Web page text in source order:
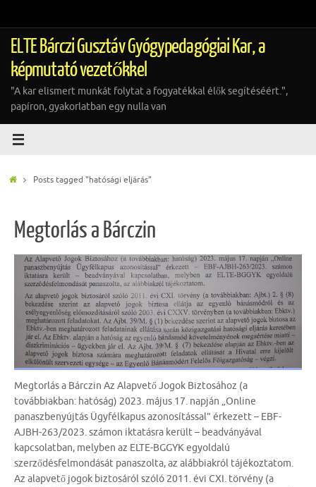
tartalomra
ELTE Bárczi Gusztáv Gyógypedagógiai Kar, a
képmutató vezetőkkel
"A kar elismert munkát folytat a fogyatékkal élők segítéséért.",
papíron, gyakorlatban egy nulla van
HomePosts tagged "hatósági eljárás"
Megtorlás a Bárczin
Megtorlás a Bárczin Az Alapvető Jogok Biztosához (a
továbbiakban: hatóság) 2023. május 17. napján „Online
panaszbenyújtás Ügyfélkapus azonosítással” érkezett – EBF-
AJBH-263/2023. számon iktatásra került – beadványával
kapcsolatban, melyben az ELTE-BGGYK egyoldalú
szerződésfelmondását panaszolta, az alábbiakról tájékoztatom.
Az alapvető jogok biztosáról szóló 2011. évi CXI. törvény (a